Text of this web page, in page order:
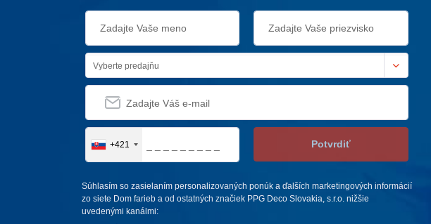
Vyberte predajňu
+421 Potvrdiť
Súhlasím so zasielaním personalizovaných ponúk a ďalších marketingových informácií
zo siete Dom farieb a od ostatných značiek PPG Deco Slovakia, s.r.o. nižšie
uvedenými kanálmi: